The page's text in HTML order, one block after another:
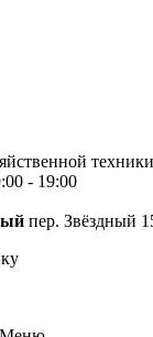
техники
- 19:00
пер. Звёздный